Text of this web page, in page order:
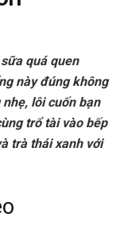
quá quen
này đúng không
lôi cuốn bạn
trổ tài vào bếp
trà thái xanh với